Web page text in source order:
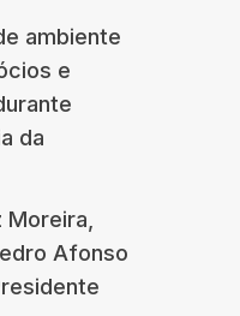
ambiente
e
da
Afonso